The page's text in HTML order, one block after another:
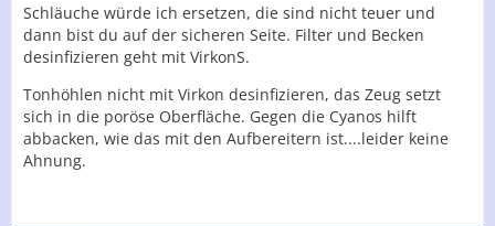
Schläuche würde ich ersetzen, die sind nicht teuer und
dann bist du auf der sicheren Seite. Filter und Becken
desinfizieren geht mit VirkonS.
Tonhöhlen nicht mit Virkon desinfizieren, das Zeug setzt
sich in die poröse Oberfläche. Gegen die Cyanos hilft
abbacken, wie das mit den Aufbereitern ist....leider keine
Ahnung.